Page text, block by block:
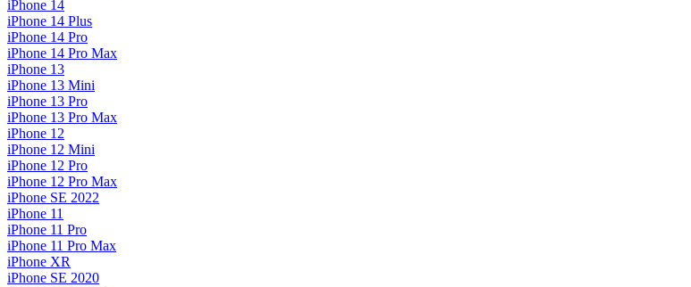
iPhone 14
iPhone 14 Plus
iPhone 14 Pro
iPhone 14 Pro Max
iPhone 13
iPhone 13 Mini
iPhone 13 Pro
iPhone 13 Pro Max
iPhone 12
iPhone 12 Mini
iPhone 12 Pro
iPhone 12 Pro Max
iPhone SE 2022
iPhone 11
iPhone 11 Pro
iPhone 11 Pro Max
iPhone XR
iPhone SE 2020